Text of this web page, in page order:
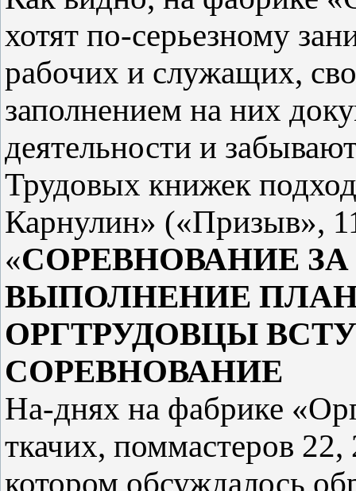
хотят по-серьезному
рабочих и служащих,
заполнением на них
деятельности и
Трудовых книжек
Карнулин» («Призыв»,
«СОРЕВНОВАНИЕ
ВЫПОЛНЕНИЕ
ОРГТРУДОВЦЫ
СОРЕВНОВАНИЕ
Ha-днях на фабрике
ткачих, поммастеров
котором обсуждалось